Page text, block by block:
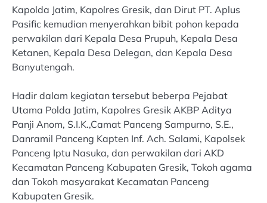
Kapolda Jatim, Kapolres Gresik, dan Dirut PT. Aplus
Pasific kemudian menyerahkan bibit pohon kepada
perwakilan dari Kepala Desa Prupuh, Kepala Desa
Ketanen, Kepala Desa Delegan, dan Kepala Desa
Banyutengah.
Hadir dalam kegiatan tersebut beberpa Pejabat
Utama Polda Jatim, Kapolres Gresik AKBP Aditya
Panji Anom, S.I.K.,Camat Panceng Sampurno, S.E.,
Danramil Panceng Kapten Inf. Ach. Salami, Kapolsek
Panceng Iptu Nasuka, dan perwakilan dari AKD
Kecamatan Panceng Kabupaten Gresik, Tokoh agama
dan Tokoh masyarakat Kecamatan Panceng
Kabupaten Gresik.